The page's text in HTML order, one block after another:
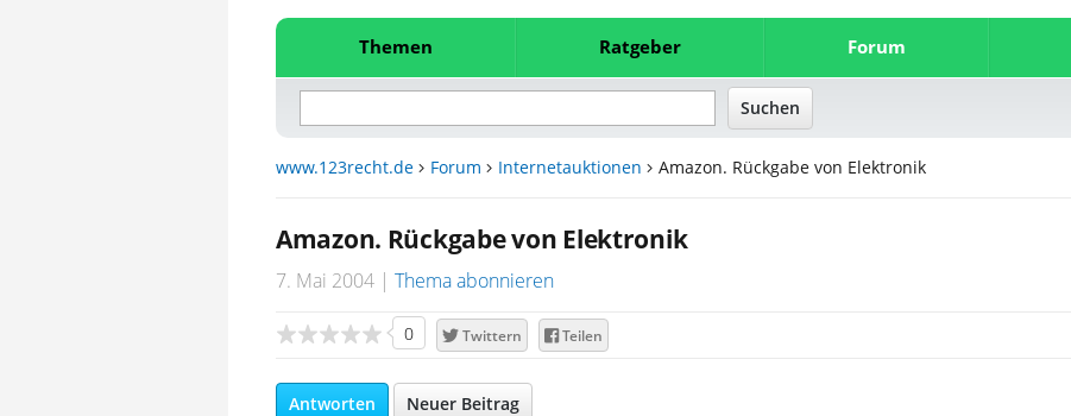
Themen Ratgeber Forum
www.123recht.de Forum Internetauktionen Amazon. Rückgabe von Elektronik
Amazon. Rückgabe von Elektronik
7. Mai 2004 Thema abonnieren
0 Twittern Teilen
Antworten Neuer Beitrag